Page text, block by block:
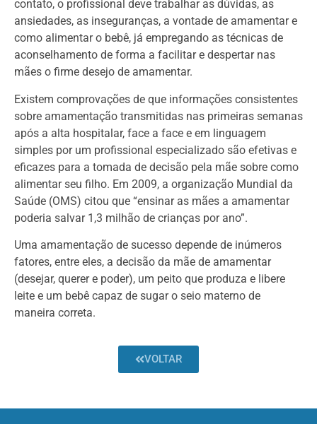
contato, o profissional deve trabalhar as dúvidas, as
ansiedades, as inseguranças, a vontade de amamentar e
como alimentar o bebê, já empregando as técnicas de
aconselhamento de forma a facilitar e despertar nas
mães o firme desejo de amamentar.
Existem comprovações de que informações consistentes
sobre amamentação transmitidas nas primeiras semanas
após a alta hospitalar, face a face e em linguagem
simples por um profissional especializado são efetivas e
eficazes para a tomada de decisão pela mãe sobre como
alimentar seu filho. Em 2009, a organização Mundial da
Saúde (OMS) citou que “ensinar as mães a amamentar
poderia salvar 1,3 milhão de crianças por ano”.
Uma amamentação de sucesso depende de inúmeros
fatores, entre eles, a decisão da mãe de amamentar
(desejar, querer e poder), um peito que produza e libere
leite e um bebê capaz de sugar o seio materno de
maneira correta.
VOLTAR